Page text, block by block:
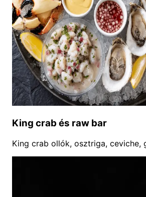
King crab és raw bar
King crab ollók, osztriga, ceviche,